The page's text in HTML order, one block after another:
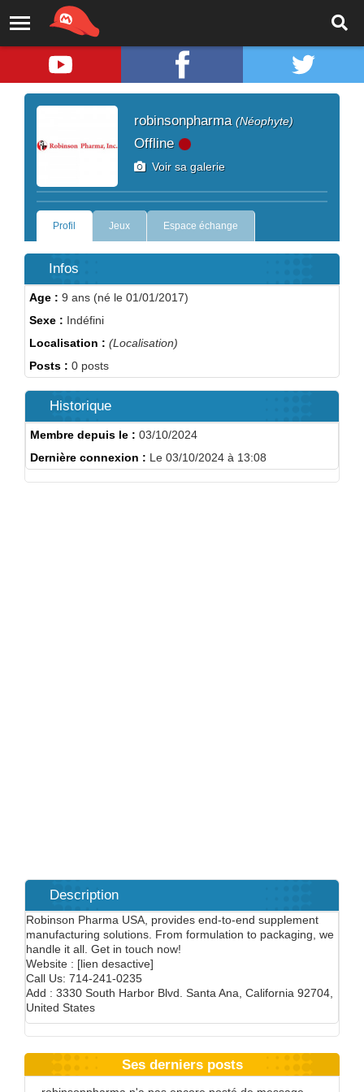
robinsonpharma (Néophyte)
Offline
Voir sa galerie
Profil Jeux Espace échange
Infos
Age : 9 ans (né le 01/01/2017)
Sexe : Indéfini
Localisation : (Localisation)
Posts : 0 posts
Historique
Membre depuis le : 03/10/2024
Dernière connexion : Le 03/10/2024 à 13:08
Description
Robinson Pharma USA, provides end-to-end supplement
manufacturing solutions. From formulation to packaging, we
handle it all. Get in touch now!
Website : [lien desactive]
Call Us: 714-241-0235
Add : 3330 South Harbor Blvd. Santa Ana, California 92704,
United States
Ses derniers posts